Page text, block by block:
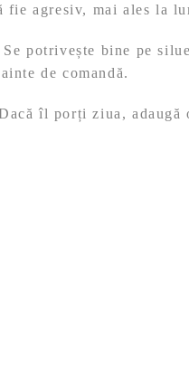
agresiv, mai ales la
potrivește bine pe
de comandă.
îl porți ziua,